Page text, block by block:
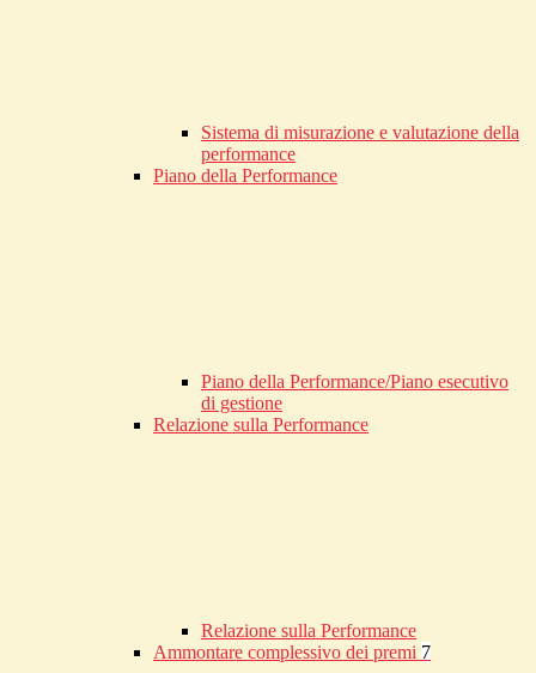
Sistema di misurazione e valutazione della
performance
Piano della Performance
Piano della Performance/Piano esecutivo
di gestione
Relazione sulla Performance
Relazione sulla Performance
Ammontare complessivo dei premi 7